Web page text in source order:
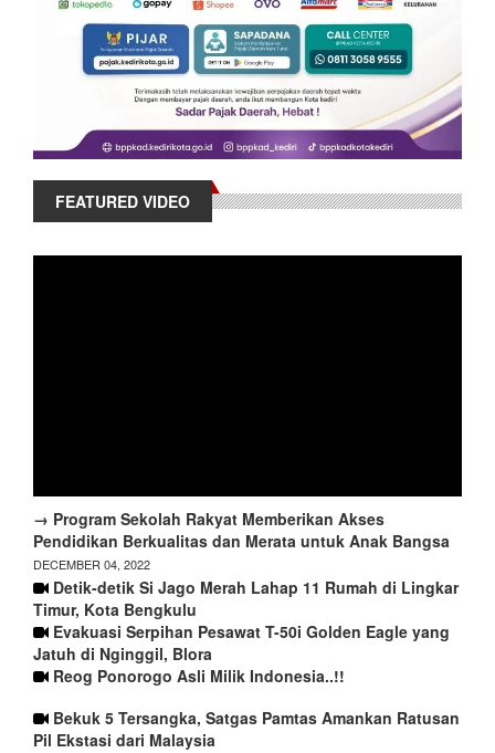
FEATURED VIDEO
→ Program Sekolah Rakyat Memberikan Akses
Pendidikan Berkualitas dan Merata untuk Anak Bangsa
DECEMBER 04, 2022
Detik-detik Si Jago Merah Lahap 11 Rumah di Lingkar
Timur, Kota Bengkulu
Evakuasi Serpihan Pesawat T-50i Golden Eagle yang
Jatuh di Nginggil, Blora
Reog Ponorogo Asli Milik Indonesia..!!
Bekuk 5 Tersangka, Satgas Pamtas Amankan Ratusan
Pil Ekstasi dari Malaysia